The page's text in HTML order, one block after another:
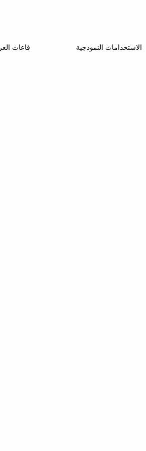
الاستخدامات النموذجية قاعات